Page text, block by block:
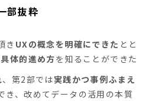
部抜粋
き UXの概念を明確にできた とと
体的進め方を知ることができた
、第2部では実践かつ事例ふまえ
き、改めてデータの活用の本質